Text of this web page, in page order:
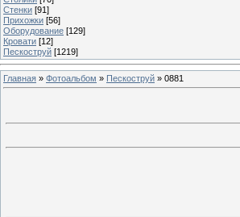
Стенки [91]
Прихожки [56]
Оборудование [129]
Кровати [12]
Пескоструй [1219]
Главная » Фотоальбом » Пескоструй » 0881